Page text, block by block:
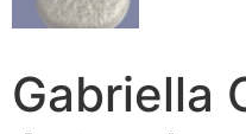
Gabriella